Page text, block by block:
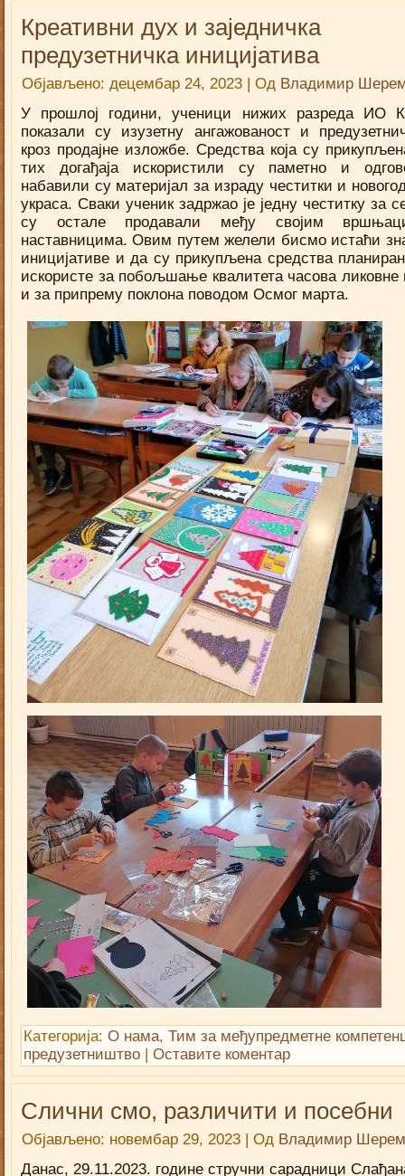
Креативни дух и заједничка
предузетничка иницијатива
Објављено: децембар 24, 2023 | Од Владимир
У прошлој години, ученици нижих разреда ИО
показали су изузетну ангажованост и
кроз продајне изложбе. Средства која су
тих догађаја искористили су паметно и
набавили су материјал за израду честитки и
украса. Сваки ученик задржао је једну честитку за
су остале продавали међу својим
наставницима. Овим путем желели бисмо истаћи
иницијативе и да су прикупљена средства
искористе за побољшање квалитета часова ликовне
и за припрему поклона поводом Осмог марта.
Категорија: О нама, Тим за међупредметне
предузетништво | Оставите коментар
Слични смо, различити и посебни
Објављено: новембар 29, 2023 | Од Владимир
Данас, 29.11.2023. године стручни сарадници